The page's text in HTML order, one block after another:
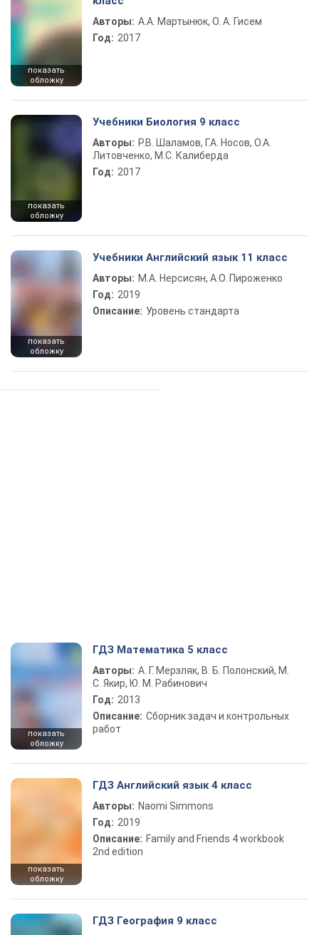
показать
обложку
Авторы: А.А. Мартынюк, О. А. Гисем
Год: 2017
показать
обложку
Учебники Биология 9 класс
Авторы: Р.В. Шаламов, Г.А. Носов, О.А.
Литовченко, М.С. Калиберда
Год: 2017
показать
обложку
Учебники Английский язык 11 класс
Авторы: М.А. Нерсисян, А.О. Пироженко
Год: 2019
Описание: Уровень стандарта
показать
обложку
ГДЗ Математика 5 класс
Авторы: А. Г. Мерзляк, В. Б. Полонский, М.
С. Якир, Ю. М. Рабинович
Год: 2013
Описание: Сборник задач и контрольных
работ
показать
обложку
ГДЗ Английский язык 4 класс
Авторы: Naomi Simmons
Год: 2019
Описание: Family and Friends 4 workbook
2nd edition
ГДЗ География 9 класс